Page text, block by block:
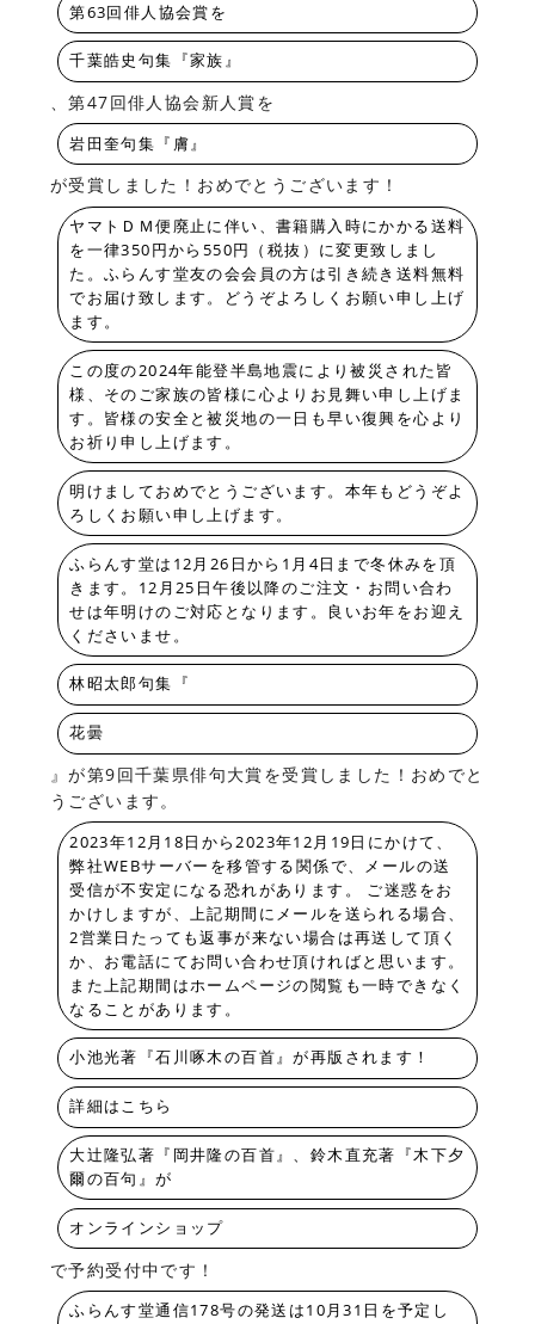
第63回俳人協会賞を
千葉皓史句集『家族』
、第47回俳人協会新人賞を
岩田奎句集『膚』
が受賞しました！おめでとうございます！
ヤマトＤＭ便廃止に伴い、書籍購入時にかかる送料
を一律350円から550円（税抜）に変更致しまし
た。ふらんす堂友の会会員の方は引き続き送料無料
でお届け致します。どうぞよろしくお願い申し上げ
ます。
この度の2024年能登半島地震により被災された皆
様、そのご家族の皆様に心よりお見舞い申し上げま
す。皆様の安全と被災地の一日も早い復興を心より
お祈り申し上げます。
明けましておめでとうございます。本年もどうぞよ
ろしくお願い申し上げます。
ふらんす堂は12月26日から1月4日まで冬休みを頂
きます。12月25日午後以降のご注文・お問い合わ
せは年明けのご対応となります。良いお年をお迎え
くださいませ。
林昭太郎句集『
花曇
』が第9回千葉県俳句大賞を受賞しました！おめでと
うございます。
2023年12月18日から2023年12月19日にかけて、
弊社WEBサーバーを移管する関係で、メールの送
受信が不安定になる恐れがあります。 ご迷惑をお
かけしますが、上記期間にメールを送られる場合、
2営業日たっても返事が来ない場合は再送して頂く
か、お電話にてお問い合わせ頂ければと思います。
また上記期間はホームページの閲覧も一時できなく
なることがあります。
小池光著『石川啄木の百首』が再版されます！
詳細はこちら
大辻隆弘著『岡井隆の百首』、鈴木直充著『木下夕
爾の百句』が
オンラインショップ
で予約受付中です！
ふらんす堂通信178号の発送は10月31日を予定し